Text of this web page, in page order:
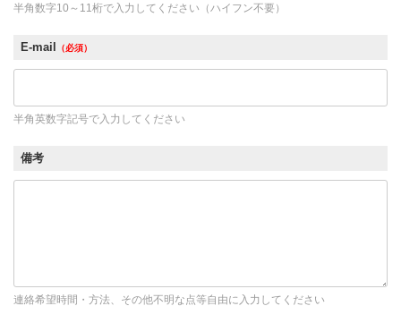
半角数字10～11桁で入力してください（ハイフン不要）
E-mail （必須）
半角英数字記号で入力してください
備考
連絡希望時間・方法、その他不明な点等自由に入力してください